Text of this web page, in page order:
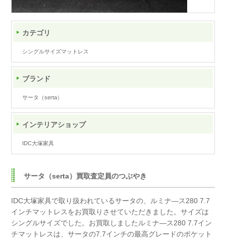
カテゴリ
シングルサイズマットレス
ブランド
サータ（serta）
インテリアショップ
IDC大塚家具
サータ（serta）買取査定員のつぶやき
IDC大塚家具で取り扱われているサータの、 ルミナ―ス280 7.7
インチマットレスをお買取りさせていただきました。サイズは
シングルサイズでした。 お買取しましたルミナ―ス280 7.7イン
チマットレスは、サータの7.7インチの最高グレードのポケット